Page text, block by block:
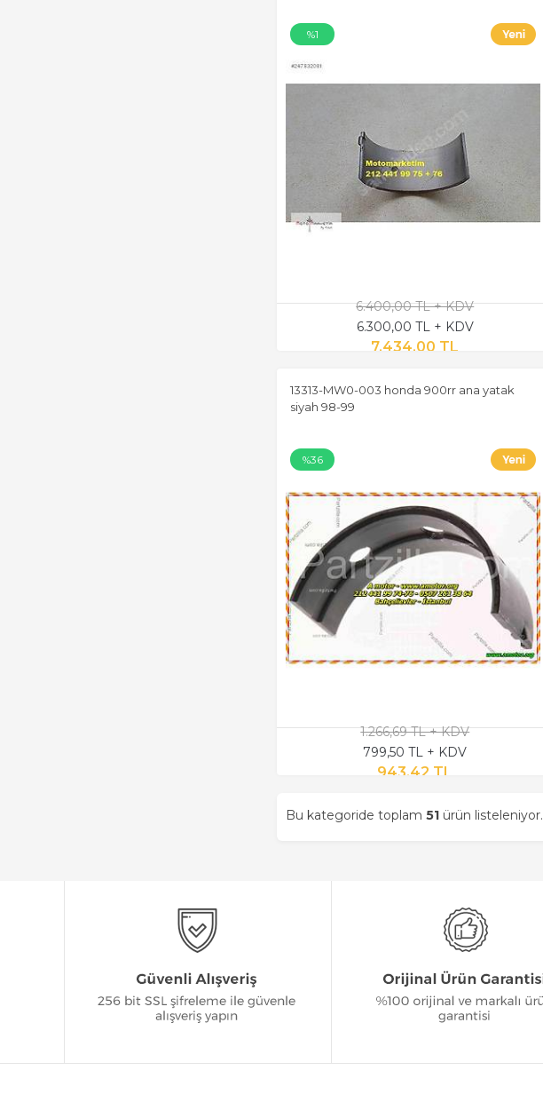
%1
6.400,00 TL + KDV
6.300,00 TL + KDV
7.434,00 TL
13313-MW0-003 honda 900rr ana yatak
siyah 98-99
%36
1.266,69 TL + KDV
799,50 TL + KDV
943,42 TL
Bu kategoride toplam 51 ürün listeleniyor.